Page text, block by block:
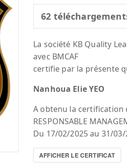
62
La société KB Quality
avec BMCAF
certifie par la présente
Nanhoua Elie YEO
A obtenu la
RESPONSABLE
Du 17/02/2025 au 31/03/
AFFICHER LE CERTIFICAT